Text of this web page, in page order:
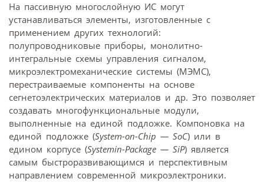
На пассивную многослойную ИС могут
устанавливаться элементы, изготовленные с
применением других технологий:
полупроводниковые приборы, монолитно-
интегральные схемы управления сигналом,
микроэлектромеханические системы (МЭМС),
перестраиваемые компоненты на основе
сегнетоэлектрических материалов и др. Это позволяет
создавать многофункциональные модули,
выполненные на единой подложке. Компоновка на
единой подложке (System-on-Chip — SoC) или в
едином корпусе (Systemin-Package — SiP) является
самым быстроразвивающимся и перспективным
направлением современной микроэлектроники.